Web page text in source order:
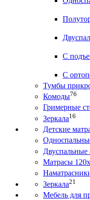
С
С
Тумбы
Комоды76
Гримерные
Зеркала16
Детские
Двуспальные
Матрасы
Зеркала21
Мебель для